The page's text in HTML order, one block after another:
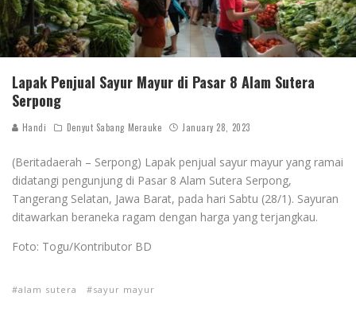
Lapak Penjual Sayur Mayur di Pasar 8 Alam Sutera
Serpong
Handi Denyut Sabang Merauke January 28, 2023
(Beritadaerah – Serpong) Lapak penjual sayur mayur yang ramai
didatangi pengunjung di Pasar 8 Alam Sutera Serpong,
Tangerang Selatan, Jawa Barat, pada hari Sabtu (28/1). Sayuran
ditawarkan beraneka ragam dengan harga yang terjangkau.
Foto: Togu/Kontributor BD
alam sutera sayur mayur